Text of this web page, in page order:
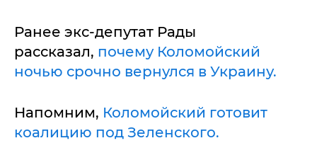
Ранее экс-депутат Рады
рассказал, почему Коломойский
ночью срочно вернулся в Украину.
Напомним, Коломойский готовит
коалицию под Зеленского.